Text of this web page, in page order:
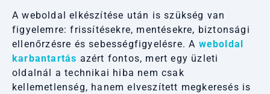
A weboldal elkészítése után is szükség van
figyelemre: frissítésekre, mentésekre, biztonsági
ellenőrzésre és sebességfigyelésre. A weboldal
karbantartás azért fontos, mert egy üzleti
oldalnál a technikai hiba nem csak
kellemetlenség, hanem elveszített megkeresés is